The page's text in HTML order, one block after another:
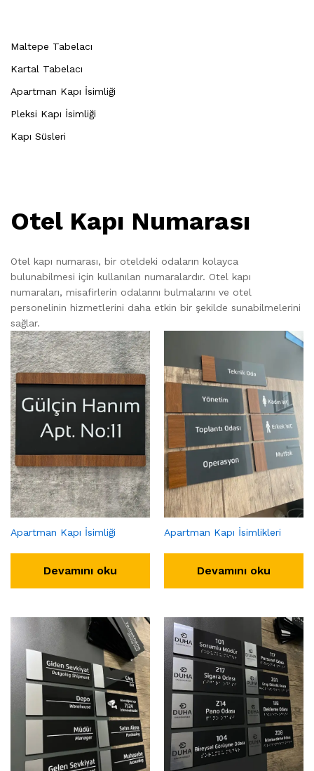
Maltepe Tabelacı
Kartal Tabelacı
Apartman Kapı İsimliği
Pleksi Kapı İsimliği
Kapı Süsleri
Otel Kapı Numarası
Otel kapı numarası, bir oteldeki odaların kolayca
bulunabilmesi için kullanılan numaralardır. Otel kapı
numaraları, misafirlerin odalarını bulmalarını ve otel
personelinin hizmetlerini daha etkin bir şekilde sunabilmelerini
sağlar.
Apartman Kapı İsimliği
Devamını oku
Apartman Kapı İsimlikleri
Devamını oku